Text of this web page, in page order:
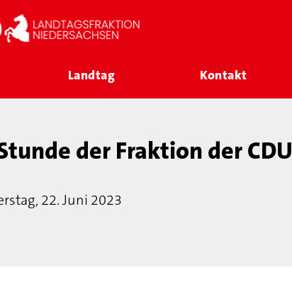
Landtag Kontakt
der Fraktion der CDU
22. Juni 2023